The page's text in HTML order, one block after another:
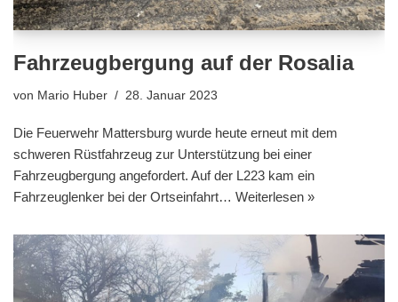
Fahrzeugbergung auf der Rosalia
von Mario Huber 28. Januar 2023
Die Feuerwehr Mattersburg wurde heute erneut mit dem
schweren Rüstfahrzeug zur Unterstützung bei einer
Fahrzeugbergung angefordert. Auf der L223 kam ein
Fahrzeuglenker bei der Ortseinfahrt… Weiterlesen »